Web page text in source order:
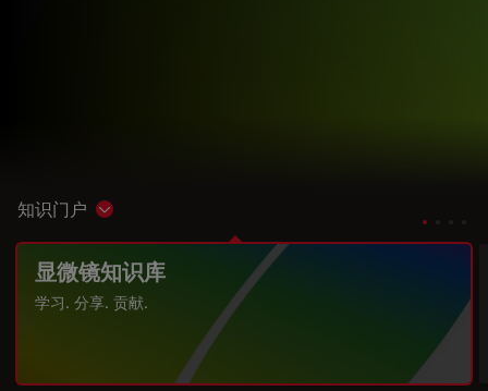
知识门户 Show subnavigation
显微镜知识库
学习. 分享. 贡献.